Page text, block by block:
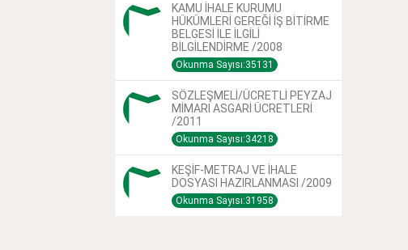
KAMU İHALE KURUMU
HÜKÜMLERİ GEREĞİ İŞ BİTİRME
BELGESİ İLE İLGİLİ
BİLGİLENDİRME /2008
Okunma Sayısı:35131
SÖZLEŞMELİ/ÜCRETLİ PEYZAJ
MİMARI ASGARİ ÜCRETLERİ
/2011
Okunma Sayısı:34218
KEŞİF-METRAJ VE İHALE
DOSYASI HAZIRLANMASI /2009
Okunma Sayısı:31958